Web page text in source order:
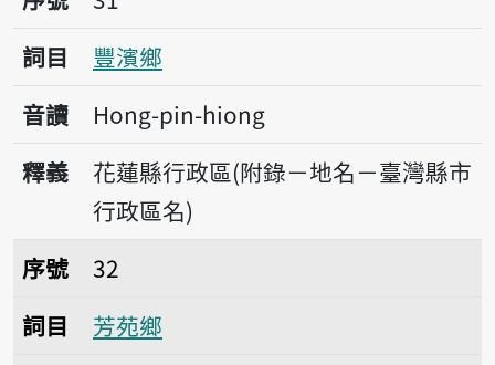
詞目
豐濱鄉
音讀
Hong-pin-hiong
釋義
花蓮縣行政區(附錄－地名－臺灣縣市
行政區名)
序號32芳苑鄉
序號
32
詞目
芳苑鄉